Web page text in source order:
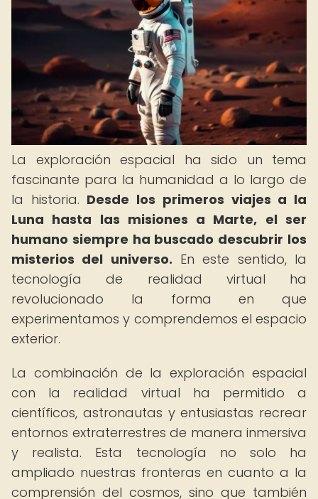
La exploración espacial ha sido un tema
fascinante para la humanidad a lo largo de
la historia. Desde los primeros viajes a la
Luna hasta las misiones a Marte, el ser
humano siempre ha buscado descubrir los
misterios del universo. En este sentido, la
tecnología de realidad virtual ha
revolucionado la forma en que
experimentamos y comprendemos el espacio
exterior.
La combinación de la exploración espacial
con la realidad virtual ha permitido a
científicos, astronautas y entusiastas recrear
entornos extraterrestres de manera inmersiva
y realista. Esta tecnología no solo ha
ampliado nuestras fronteras en cuanto a la
comprensión del cosmos, sino que también